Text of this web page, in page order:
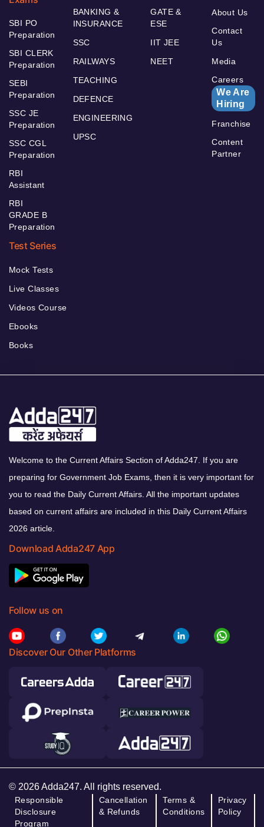
SBI PO
Preparation
SBI CLERK
Preparation
SEBI
Preparation
SSC JE
Preparation
SSC CGL
Preparation
RBI
Assistant
RBI
GRADE B
Preparation
BANKING &
INSURANCE
SSC
RAILWAYS
TEACHING
DEFENCE
ENGINEERING
UPSC
GATE &
ESE
IIT JEE
NEET
About Us
Contact
Us
Media
Careers
We Are
Hiring
Franchise
Content
Partner
Test Series
Mock Tests
Live Classes
Videos Course
Ebooks
Books
Welcome to the Current Affairs Section of Adda247. If you are
preparing for Government Job Exams, then it is very important for
you to read the Daily Current Affairs. All the important updates
based on current affairs are included in this Daily Current Affairs
2026 article.
Download Adda247 App
Follow us on
Discover Our Other Platforms
© 2026 Adda247. All rights reserved.
Responsible
Disclosure
Program
Cancellation
& Refunds
Terms &
Conditions
Privacy
Policy